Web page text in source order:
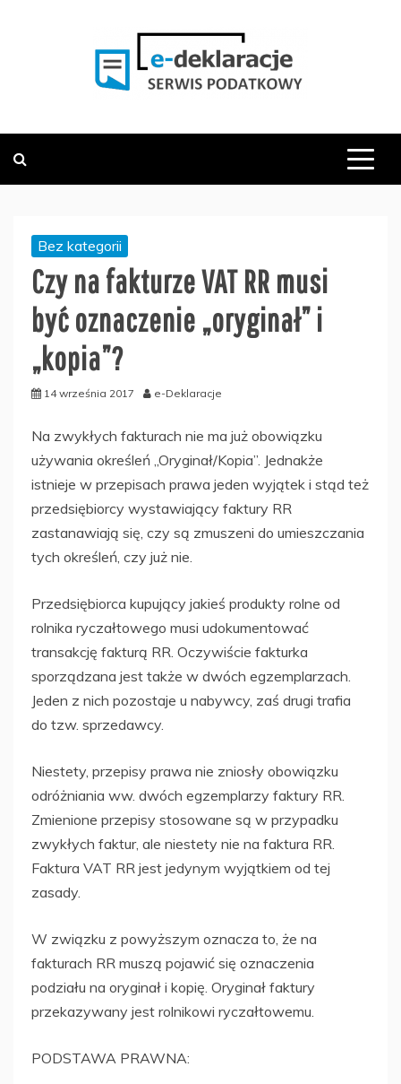
Bez kategorii
Czy na fakturze VAT RR musi
być oznaczenie „oryginał” i
„kopia”?
14 września 2017 e-Deklaracje
Na zwykłych fakturach nie ma już obowiązku
używania określeń „Oryginał/Kopia”. Jednakże
istnieje w przepisach prawa jeden wyjątek i stąd też
przedsiębiorcy wystawiający faktury RR
zastanawiają się, czy są zmuszeni do umieszczania
tych określeń, czy już nie.
Przedsiębiorca kupujący jakieś produkty rolne od
rolnika ryczałtowego musi udokumentować
transakcję fakturą RR. Oczywiście fakturka
sporządzana jest także w dwóch egzemplarzach.
Jeden z nich pozostaje u nabywcy, zaś drugi trafia
do tzw. sprzedawcy.
Niestety, przepisy prawa nie zniosły obowiązku
odróżniania ww. dwóch egzemplarzy faktury RR.
Zmienione przepisy stosowane są w przypadku
zwykłych faktur, ale niestety nie na faktura RR.
Faktura VAT RR jest jedynym wyjątkiem od tej
zasady.
W związku z powyższym oznacza to, że na
fakturach RR muszą pojawić się oznaczenia
podziału na oryginał i kopię. Oryginał faktury
przekazywany jest rolnikowi ryczałtowemu.
PODSTAWA PRAWNA: